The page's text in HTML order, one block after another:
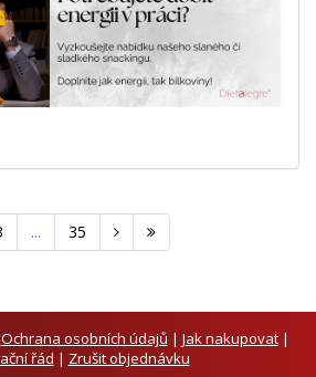
... 35
Ochrana osobních údajů | Jak nakupovat|
řád | Zrušit objednávku